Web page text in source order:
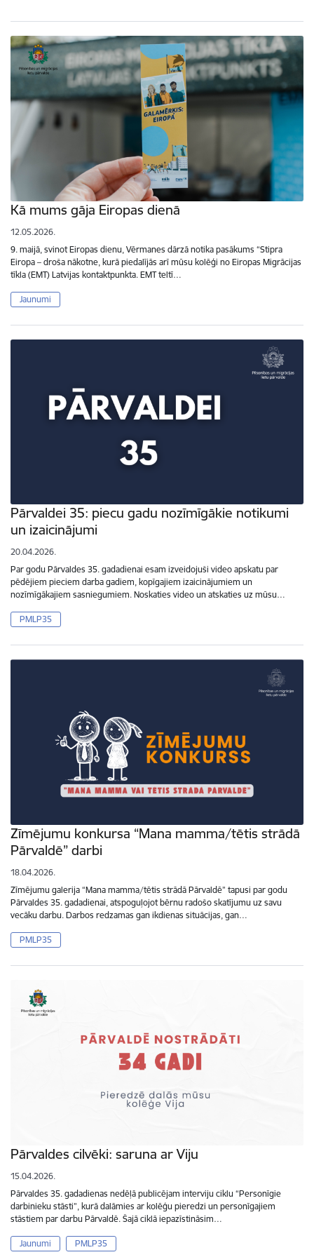
Kā mums gāja Eiropas dienā
12.05.2026.
9. maijā, svinot Eiropas dienu, Vērmanes dārzā notika pasākums “Stipra
Eiropa – droša nākotne, kurā piedalījās arī mūsu kolēģi no Eiropas Migrācijas
tīkla (EMT) Latvijas kontaktpunkta. EMT teltī…
Jaunumi
Pārvaldei 35: piecu gadu nozīmīgākie notikumi
un izaicinājumi
20.04.2026.
Par godu Pārvaldes 35. gadadienai esam izveidojuši video apskatu par
pēdējiem pieciem darba gadiem, kopīgajiem izaicinājumiem un
nozīmīgākajiem sasniegumiem. Noskaties video un atskaties uz mūsu…
PMLP35
Zīmējumu konkursa “Mana mamma/tētis strādā
Pārvaldē” darbi
18.04.2026.
Zīmējumu galerija “Mana mamma/tētis strādā Pārvaldē” tapusi par godu
Pārvaldes 35. gadadienai, atspoguļojot bērnu radošo skatījumu uz savu
vecāku darbu. Darbos redzamas gan ikdienas situācijas, gan…
PMLP35
Pārvaldes cilvēki: saruna ar Viju
15.04.2026.
Pārvaldes 35. gadadienas nedēļā publicējam interviju ciklu “Personīgie
darbinieku stāsti”, kurā dalāmies ar kolēģu pieredzi un personīgajiem
stāstiem par darbu Pārvaldē. Šajā ciklā iepazīstināsim…
Jaunumi PMLP35